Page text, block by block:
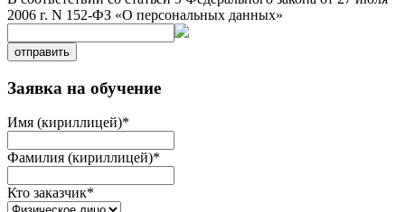
2006 г. N 152-ФЗ «О персональных данных»
отправить
Заявка на обучение
Имя (кириллицей)*
Фамилия (кириллицей)*
Кто заказчик*